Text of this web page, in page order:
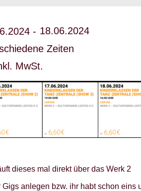
- 18.06.2024
Zeiten
MwSt.
dieses mal direkt über das Werk 2
anlegen bzw. ihr habt schon eins